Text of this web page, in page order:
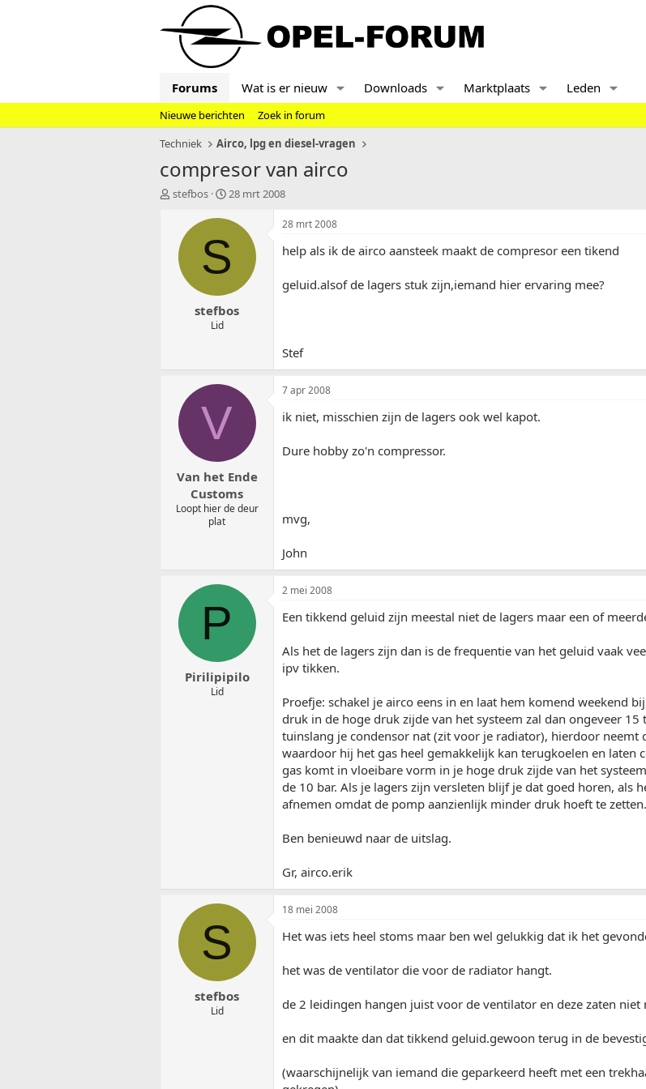
Forums Wat is er nieuw Downloads Marktplaats Leden
Nieuwe berichten
Zoek in forum
Techniek
Airco, lpg en diesel-vragen
compresor van airco
T
stefbos
S
a
t
d
t
u
28 mrt 2008
S
stefbos
Lid
28 mrt 2008
help als ik de airco aansteek maakt de compresor een tikend
geluid.alsof de lagers stuk zijn,iemand hier ervaring mee?
Stef
V
Van het Ende
Customs
Loopt hier de deur
plat
7 apr 2008
ik niet, misschien zijn de lagers ook wel kapot.
Dure hobby zo'n compressor.
mvg,
John
P
Pirilipipilo
Lid
2 mei 2008
Een tikkend geluid zijn meestal niet de lagers maar een of
Als het de lagers zijn dan is de frequentie van het geluid vaak
ipv tikken.
Proefje: schakel je airco eens in en laat hem komend weekend
druk in de hoge druk zijde van het systeem zal dan ongeveer
tuinslang je condensor nat (zit voor je radiator), hierdoor neemt
waardoor hij het gas heel gemakkelijk kan terugkoelen en laten
gas komt in vloeibare vorm in je hoge druk zijde van het
de 10 bar. Als je lagers zijn versleten blijf je dat goed horen, als
afnemen omdat de pomp aanzienlijk minder druk hoeft te zetten.
Ben benieuwd naar de uitslag.
Gr, airco.erik
S
stefbos
Lid
18 mei 2008
Het was iets heel stoms maar ben wel gelukkig dat ik het
het was de ventilator die voor de radiator hangt.
de 2 leidingen hangen juist voor de ventilator en deze zaten
en dit maakte dan dat tikkend geluid.gewoon terug in de
(waarschijnelijk van iemand die geparkeerd heeft met een